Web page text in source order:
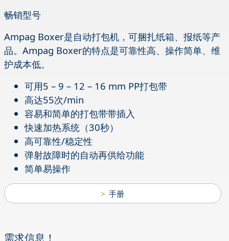
畅销型号
Ampag Boxer是自动打包机，可捆扎纸箱、报纸等产
品。Ampag Boxer的特点是可靠性高、操作简单、维
护成本低。
可用5 – 9 – 12 – 16 mm PP打包带
高达55次/min
容易和简单的打包带带插入
快速加热系统（30秒）
高可靠性/稳定性
弹射故障时的自动再供给功能
简单易操作
手册
需求信息！